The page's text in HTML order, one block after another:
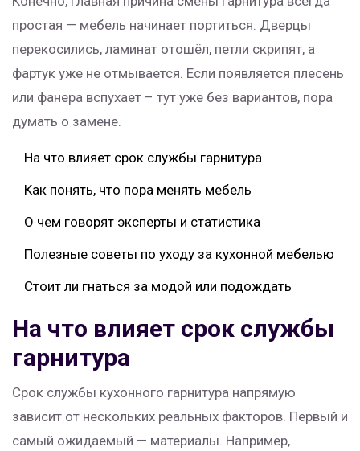
простая — мебель начинает портиться. Дверцы
перекосились, ламинат отошёл, петли скрипят, а
фартук уже не отмывается. Если появляется плесень
или фанера вспухает – тут уже без вариантов, пора
думать о замене.
На что влияет срок службы гарнитура
Как понять, что пора менять мебель
О чем говорят эксперты и статистика
Полезные советы по уходу за кухонной мебелью
Стоит ли гнаться за модой или подождать
На что влияет срок службы
гарнитура
Срок службы кухонного гарнитура напрямую
зависит от нескольких реальных факторов. Первый и
самый ожидаемый — материалы. Например,